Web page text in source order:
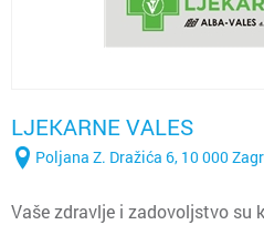
LJEKARNE VALES
Poljana Z. Dražića 6, 10 000
Vaše zdravlje i zadovoljstvo su